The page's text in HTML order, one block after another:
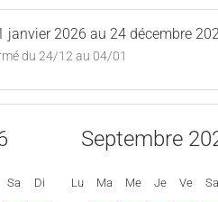
janvier 2026 au 24 décembre
du 24/12 au 04/01
Sa Di
Septembre
Lu Ma Me Je Ve Sa